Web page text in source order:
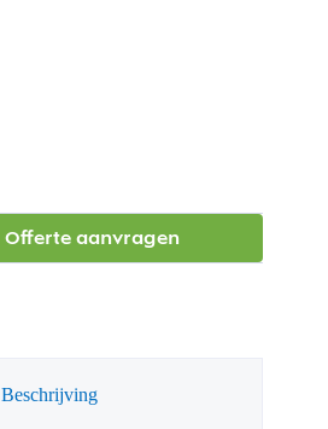
Offerte aanvragen
Beschrijving